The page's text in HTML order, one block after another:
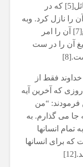
ترین سخنان[4] و جواب گوی تمام مسائل[5] که در
یعنی قرآن را نازل کرد. وبه
پیامبر انجام فرمایشات قرآن[6] و تبلیغ[7] آن را امر
آن را در ست
فقط از
می کند[9] و در روزی که آخرین آیه
چنین فرمودند: “من
جا می گذارم. به
تا گمراه نشوید.[11] وبه تمام انسانها
که برای انسانها
کند؟
بی‌وضو